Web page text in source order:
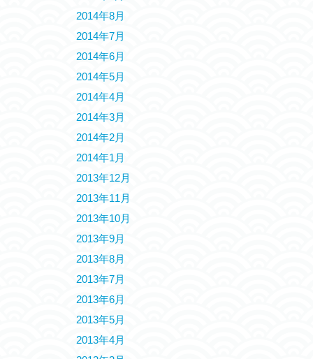
2014年8月
2014年7月
2014年6月
2014年5月
2014年4月
2014年3月
2014年2月
2014年1月
2013年12月
2013年11月
2013年10月
2013年9月
2013年8月
2013年7月
2013年6月
2013年5月
2013年4月